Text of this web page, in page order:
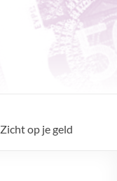
Zicht op je geld